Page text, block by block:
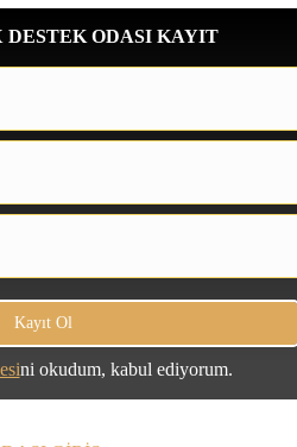
DESTEK ODASI KAYIT
ni okudum, kabul ediyorum.